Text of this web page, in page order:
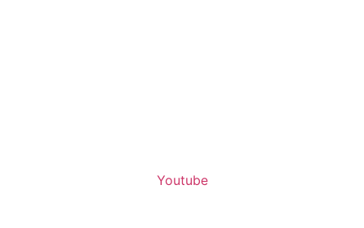
Youtube